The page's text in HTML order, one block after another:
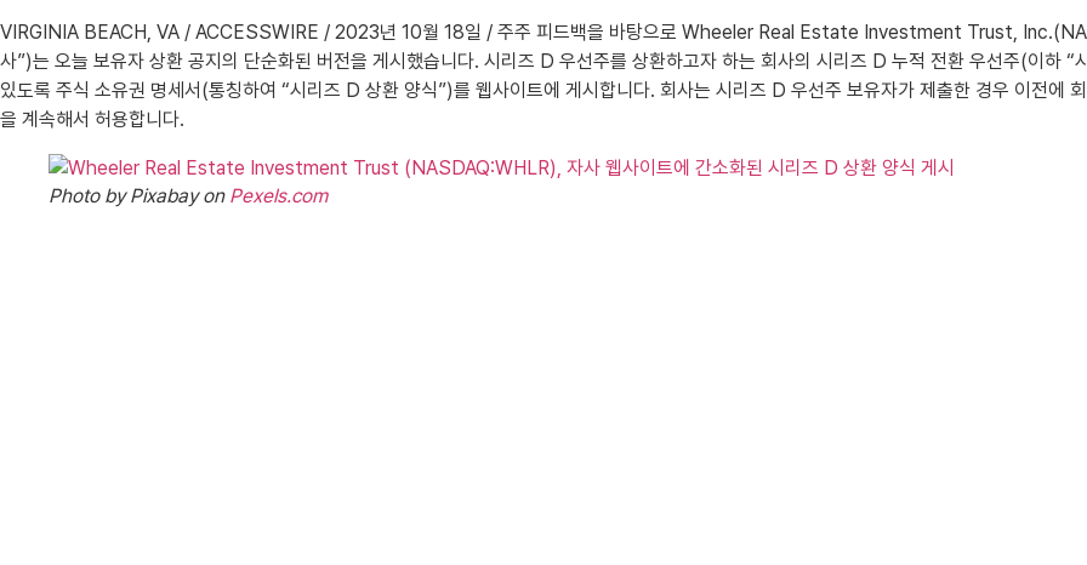
VIRGINIA BEACH, VA / ACCESSWIRE / 2023년 10월 18일 / 주주 피드백을 바탕으로 Wheeler Real Estate Investment Trust,
사”)는 오늘 보유자 상환 공지의 단순화된 버전을 게시했습니다. 시리즈 D 우선주를 상환하고자 하는 회사의 시리즈 D 누적 전환 우선주(이하 “
있도록 주식 소유권 명세서(통칭하여 “시리즈 D 상환 양식”)를 웹사이트에 게시합니다. 회사는 시리즈 D 우선주 보유자가 제출한 경우 이전에
을 계속해서 허용합니다.
Photo by Pixabay on Pexels.com